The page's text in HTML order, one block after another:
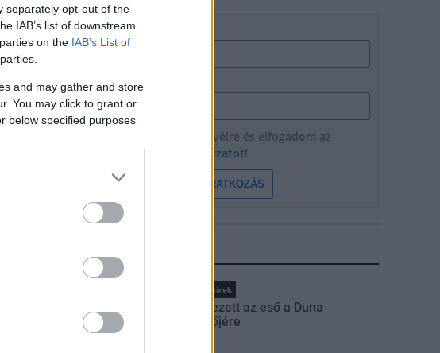
separately opt-out of the
IAB’s list of downstream
on the IAB’s List of
and may gather and store
You may click to grant or
below specified purposes
Név
E-mail cím
Feliratkozom a hírlevélre és elfogadom az
adatvédelmi szabályzatot!
FELIRATKOZÁS
Országos hírek
Megérkezett az eső a Duna
vízgyűjtőjére